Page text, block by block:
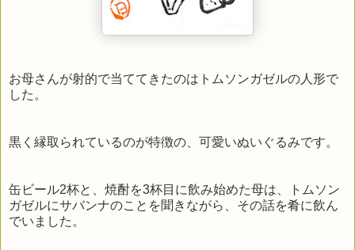
お母さんが射的で当ててきたのはトムソンガゼルの人形で
した。
黒く縁取られているのが特徴の、可愛いぬいぐるみです。
缶ビール2杯と、焼酎を3杯目に飲み始めた母は、トムソン
ガゼルにサバンナのことを聞きながら、その話を肴に飲ん
でいました。